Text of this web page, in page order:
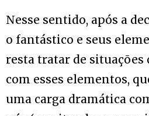
Nesse sentido, após a
o fantástico e seus
resta tratar de situações
com esses elementos,
uma carga dramática